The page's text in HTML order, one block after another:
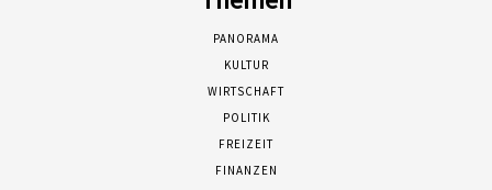
PANORAMA
KULTUR
WIRTSCHAFT
POLITIK
FREIZEIT
FINANZEN